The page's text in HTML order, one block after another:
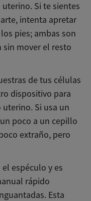
Si te sientes
intenta apretar
pies; ambas son
mover el resto
de tus células
dispositivo para
Si usa un
poco a un cepillo
extraño, pero
espéculo y es
rápido
Esta